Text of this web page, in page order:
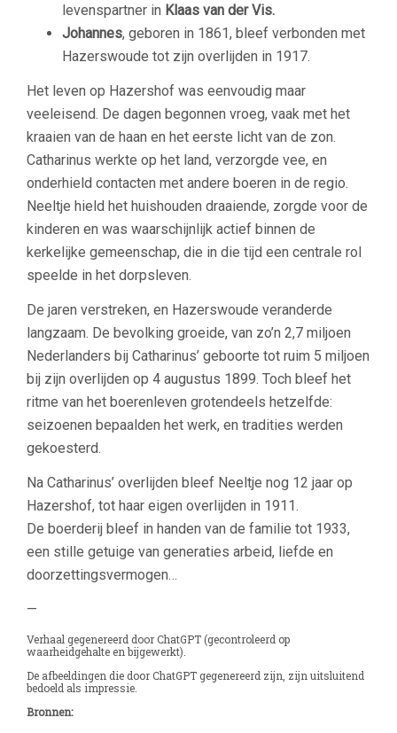
levenspartner in Klaas van der Vis.
Johannes, geboren in 1861, bleef verbonden met
Hazerswoude tot zijn overlijden in 1917.
Het leven op Hazershof was eenvoudig maar
veeleisend. De dagen begonnen vroeg, vaak met het
kraaien van de haan en het eerste licht van de zon.
Catharinus werkte op het land, verzorgde vee, en
onderhield contacten met andere boeren in de regio.
Neeltje hield het huishouden draaiende, zorgde voor de
kinderen en was waarschijnlijk actief binnen de
kerkelijke gemeenschap, die in die tijd een centrale rol
speelde in het dorpsleven.
De jaren verstreken, en Hazerswoude veranderde
langzaam. De bevolking groeide, van zo’n 2,7 miljoen
Nederlanders bij Catharinus’ geboorte tot ruim 5 miljoen
bij zijn overlijden op 4 augustus 1899. Toch bleef het
ritme van het boerenleven grotendeels hetzelfde:
seizoenen bepaalden het werk, en tradities werden
gekoesterd.
Na Catharinus’ overlijden bleef Neeltje nog 12 jaar op
Hazershof, tot haar eigen overlijden in 1911.
De boerderij bleef in handen van de familie tot 1933,
een stille getuige van generaties arbeid, liefde en
doorzettingsvermogen…
—
Verhaal gegenereerd door ChatGPT (gecontroleerd op
waarheidgehalte en bijgewerkt).
De afbeeldingen die door ChatGPT gegenereerd zijn, zijn uitsluitend
bedoeld als impressie.
Bronnen: